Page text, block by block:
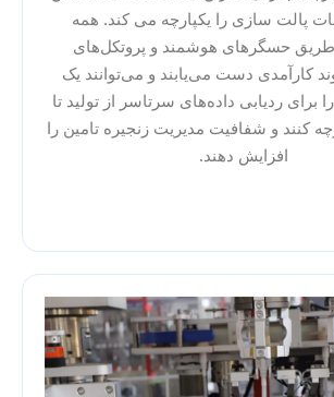
پالت سازی را یکپارچه می کند. همه
طریق حسگرهای هوشمند و پروتکل‌های
کارآمدی دست می‌یابند و می‌توانند یک
برای ردیابی داده‌های سرتاسر از تولید تا
کنند و شفافیت مدیریت زنجیره تامین را
افزایش دهند.